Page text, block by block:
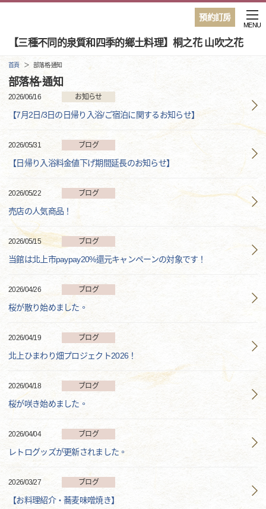
預約訂房
【三種不同的泉質和四季的鄉土料理】桐之花 山吹之花
MENU
首頁 部落格·通知
部落格·通知
2026/06/16 お知らせ
【7月2日/3日の日帰り入浴/ご宿泊に関するお知らせ】
2026/05/31 ブログ
【日帰り入浴料金値下げ期間延長のお知らせ】
2026/05/22 ブログ
売店の人気商品！
2026/05/15 ブログ
当館は北上市paypay20%還元キャンペーンの対象です！
2026/04/26 ブログ
桜が散り始めました。
2026/04/19 ブログ
北上ひまわり畑プロジェクト2026！
2026/04/18 ブログ
桜が咲き始めました。
2026/04/04 ブログ
レトログッズが更新されました。
2026/03/27 ブログ
【お料理紹介・蕎麦味噌焼き】